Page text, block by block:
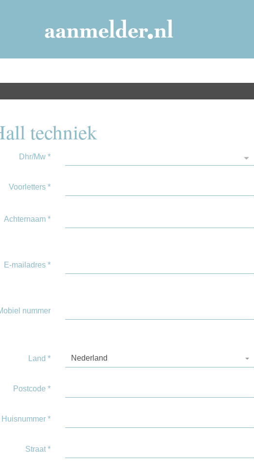
techniek
Dhr/Mw *
Voorletters *
Achternaam *
E-mailadres *
nummer
Land * Nederland
Postcode *
Huisnummer *
Straat *